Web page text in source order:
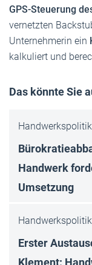
GPS-Steuerung
vernetzten
Unternehmerin ein
kalkuliert und
Das könnte Sie
Handwerkspolitik
Handwerk
Umsetzung
Handwerkspolitik
Erster
Klement: